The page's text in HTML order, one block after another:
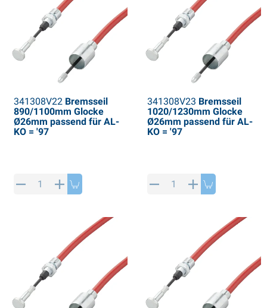
341308V22Bremsseil
890/1100mm Glocke
Ø26mm passend für AL-
KO = '97
341308V23 Bremsseil
1020/1230mm Glocke
Ø26mm passend für AL-
KO = '97